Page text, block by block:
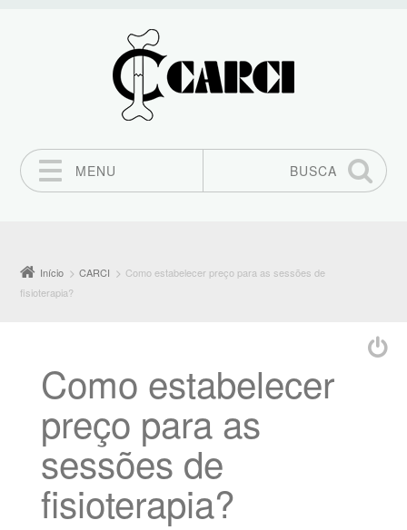
MENU
BUSCA
Início CARCI
Como estabelecer preço para as sessões de
fisioterapia?
Como estabelecer
preço para as
sessões de
fisioterapia?